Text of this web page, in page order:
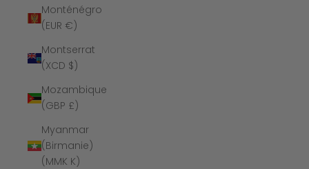
Monténégro
(EUR €)
Montserrat
(XCD $)
Mozambique
(GBP £)
Myanmar
(Birmanie)
(MMK K)